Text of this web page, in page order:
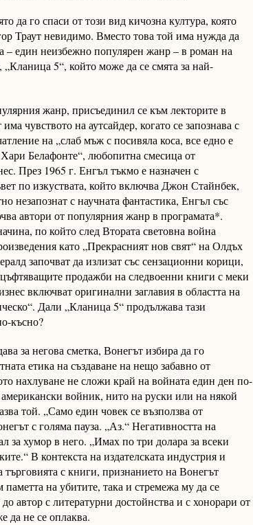
да го спаси от този вид кичозна култура, която
Траут невидимо. Вместо това той има нужда да
– един неизбежно популярен жанр – в роман на
5“, който може да се смята за най-
жанр, присъединил се към лекторите в
чувството на аутсайдер, когато се запознава с
на „слаб мъж с посивяла коса, все едно е
Белафонте“, любопитна смесица от
През 1965 г. Енгъл тъкмо е назначен с
по изкуствата, който включва Джон Стайнбек,
с научната фантастика, Енгъл със
автори от популярния жанр в програмата*.
по който след Втората световна война
като „Прекрасният нов свят“ на Олдъх
започват да излизат със сензационни корици,
продажби на следвоенни книги с меки
включват оригинални заглавия в областта на
Дали „Кланица 5“ продължава тази
късно?
за негова сметка, Вонегът избира да го
етика на създаване на нещо забавно от
нахлуване не сложи край на войната един ден по-
войник, нито на руски или на някой
той. „Само един човек се възползва от
с голяма пауза. „Аз.“ Негативността на
за хумор в него. „Имах по три долара за всеки
В контекста на издателската индустрия и
с книги, признанието на Вонегът
паметта на убитите, така и стремежа му да се
автор с литературни достойнства и с хонорари от
да не се оплаква.